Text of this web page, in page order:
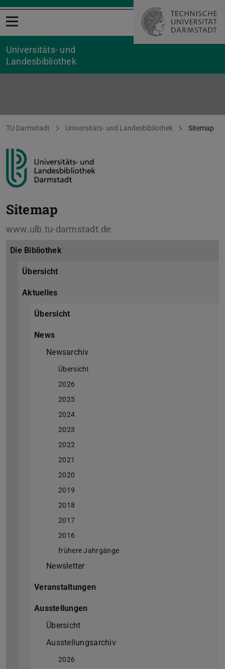
Menü öffnen
Universitäts- und
Landesbibliothek
Sie befinden sich hier:
TU Darmstadt Universitäts- und Landesbibliothek Sitemap
Sitemap
www.ulb.tu-darmstadt.de
Die Bibliothek
Übersicht
Aktuelles
Übersicht
News
Newsarchiv
Übersicht
2026
2025
2024
2023
2022
2021
2020
2019
2018
2017
2016
frühere Jahrgänge
Newsletter
Veranstaltungen
Ausstellungen
Übersicht
Ausstellungsarchiv
2026